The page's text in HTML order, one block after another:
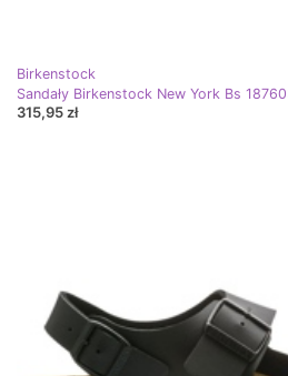
Birkenstock
Sandały Birkenstock New York Bs
315,95 zł